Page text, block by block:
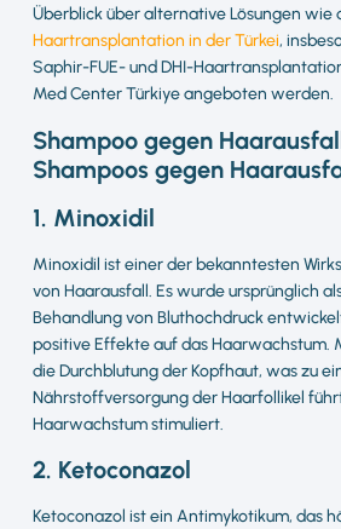
Überblick über alternative Lösungen wie
Haartransplantation in der Türkei,
Saphir-FUE- und DHI-
Med Center Türkiye angeboten werden.
Shampoo gegen
Shampoos gegen
1. Minoxidil
Minoxidil ist einer der bekanntesten
von Haarausfall. Es wurde ursprünglich
Behandlung von Bluthochdruck
positive Effekte auf das Haarwachstum.
die Durchblutung der Kopfhaut, was zu
Nährstoffversorgung der Haarfollikel
Haarwachstum stimuliert.
2. Ketoconazol
Ketoconazol ist ein Antimykotikum, das